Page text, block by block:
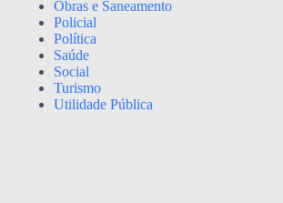
Obras e Saneamento
Policial
Política
Saúde
Social
Turismo
Utilidade Pública